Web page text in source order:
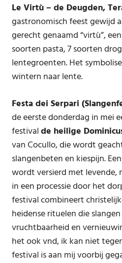
Le Virtù – de Deugden,
gastronomisch feest gewijd
gerecht genaamd “virtù”,
soorten pasta, 7 soorten
lentegroenten. Het
wintern naar lente.
Festa dei Serpari
de eerste donderdag in mei
festivalde heilige
van Cocullo, die wordt
slangenbeten en kiespijn.
wordt versierd met levende,
in een processie door het
festival combineert
heidense rituelen die
vruchtbaarheid en
het ook vnd, ik kan niet
festival is aan mij voorbij